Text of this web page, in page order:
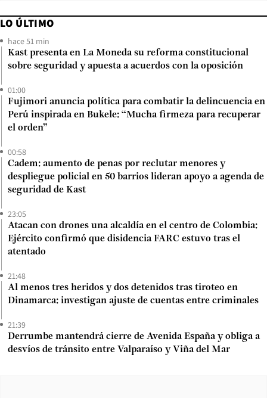
LO ÚLTIMO
hace 51 min
Kast presenta en La Moneda su reforma constitucional
sobre seguridad y apuesta a acuerdos con la oposición
01:00
Fujimori anuncia política para combatir la delincuencia en
Perú inspirada en Bukele: “Mucha firmeza para recuperar
el orden”
00:58
Cadem: aumento de penas por reclutar menores y
despliegue policial en 50 barrios lideran apoyo a agenda de
seguridad de Kast
23:05
Atacan con drones una alcaldía en el centro de Colombia:
Ejército confirmó que disidencia FARC estuvo tras el
atentado
21:48
Al menos tres heridos y dos detenidos tras tiroteo en
Dinamarca: investigan ajuste de cuentas entre criminales
21:39
Derrumbe mantendrá cierre de Avenida España y obliga a
desvíos de tránsito entre Valparaíso y Viña del Mar